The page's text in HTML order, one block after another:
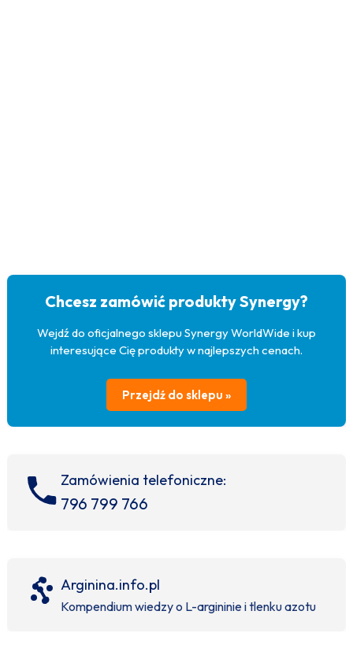
Chcesz zamówić produkty Synergy?
Wejdź do oficjalnego sklepu Synergy WorldWide i kup
interesujące Cię produkty w najlepszych cenach.
Przejdź do sklepu »
Zamówienia telefoniczne:
796 799 766
Arginina.info.pl
Kompendium wiedzy o L-argininie i tlenku azotu